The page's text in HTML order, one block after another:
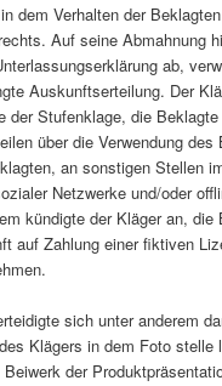
dem Verhalten der
Auf seine Abmahnung
ab,
Auskunftserteilung. Der
der Stufenklage, die
über die Verwendung des
an sonstigen Stellen
Netzwerke und/oder
kündigte der Kläger an, die
auf Zahlung einer fiktiven
sich unter anderem
Klägers in dem Foto stelle
der